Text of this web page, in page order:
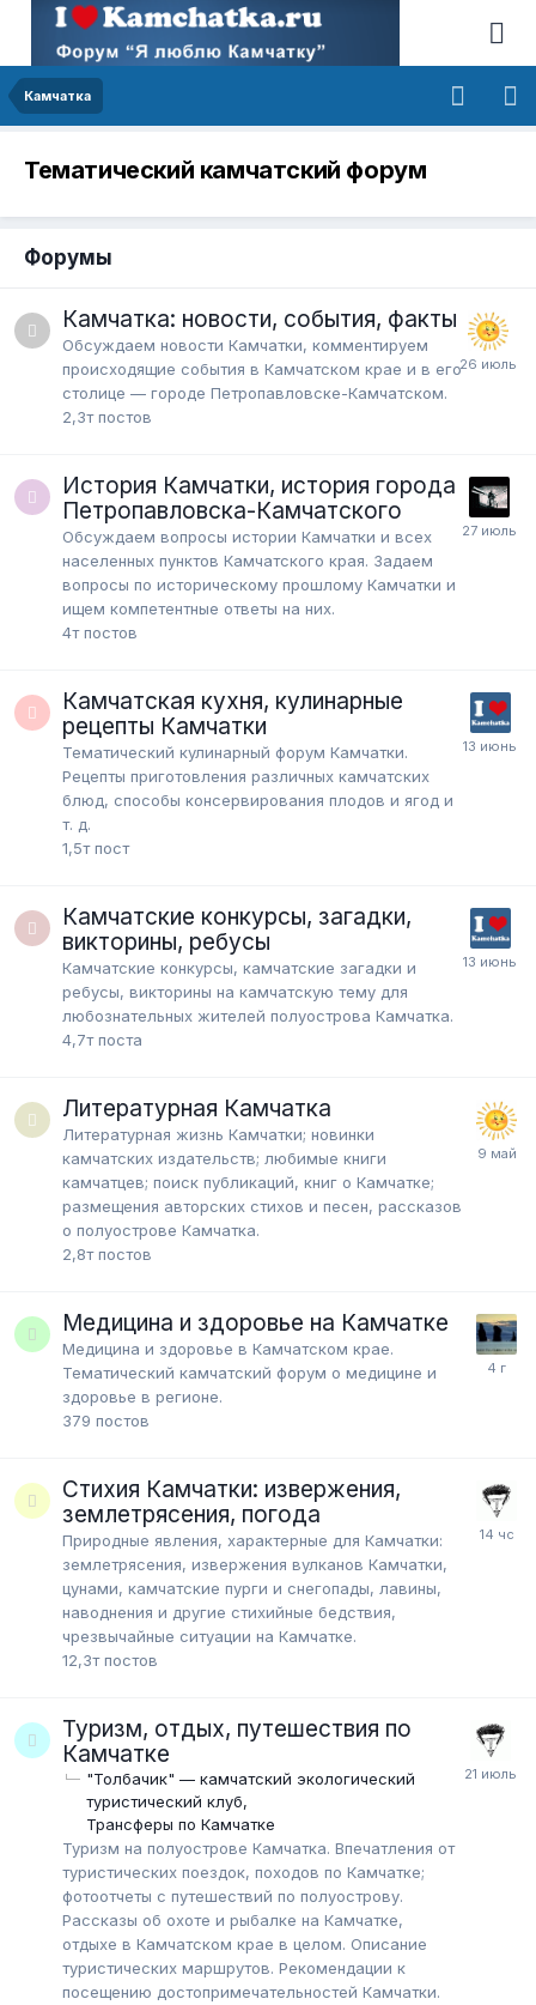
Камчатка
Тематический камчатский форум
Форумы
Камчатка: новости, события, факты
Обсуждаем новости Камчатки, комментируем
происходящие события в Камчатском крае и в его
столице — городе Петропавловске-Камчатском.
2,3т постов
История Камчатки, история города
Петропавловска-Камчатского
Обсуждаем вопросы истории Камчатки и всех
населенных пунктов Камчатского края. Задаем
вопросы по историческому прошлому Камчатки и
ищем компетентные ответы на них.
4т постов
Камчатская кухня, кулинарные
рецепты Камчатки
Тематический кулинарный форум Камчатки.
Рецепты приготовления различных камчатских
блюд, способы консервирования плодов и ягод и
т. д.
1,5т пост
Камчатские конкурсы, загадки,
викторины, ребусы
Камчатские конкурсы, камчатские загадки и
ребусы, викторины на камчатскую тему для
любознательных жителей полуострова Камчатка.
4,7т поста
Литературная Камчатка
Литературная жизнь Камчатки; новинки
камчатских издательств; любимые книги
камчатцев; поиск публикаций, книг о Камчатке;
размещения авторских стихов и песен, рассказов
о полуострове Камчатка.
2,8т постов
Медицина и здоровье на Камчатке
Медицина и здоровье в Камчатском крае.
Тематический камчатский форум о медицине и
здоровье в регионе.
379 постов
Стихия Камчатки: извержения,
землетрясения, погода
Природные явления, характерные для Камчатки:
землетрясения, извержения вулканов Камчатки,
цунами, камчатские пурги и снегопады, лавины,
наводнения и другие стихийные бедствия,
чрезвычайные ситуации на Камчатке.
12,3т постов
Туризм, отдых, путешествия по
Камчатке
"Толбачик" — камчатский экологический
туристический клуб
Трансферы по Камчатке
Туризм на полуострове Камчатка. Впечатления от
туристических поездок, походов по Камчатке;
фотоотчеты с путешествий по полуострову.
Рассказы об охоте и рыбалке на Камчатке,
отдыхе в Камчатском крае в целом. Описание
туристических маршрутов. Рекомендации к
посещению достопримечательностей Камчатки.